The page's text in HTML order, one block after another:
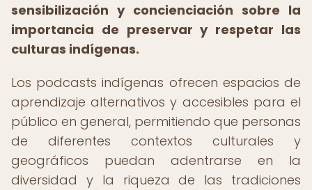
sensibilización y concienciación sobre la
importancia de preservar y respetar las
culturas indígenas.
Los podcasts indígenas ofrecen espacios de
aprendizaje alternativos y accesibles para el
público en general, permitiendo que personas
de diferentes contextos culturales y
geográficos puedan adentrarse en la
diversidad y la riqueza de las tradiciones